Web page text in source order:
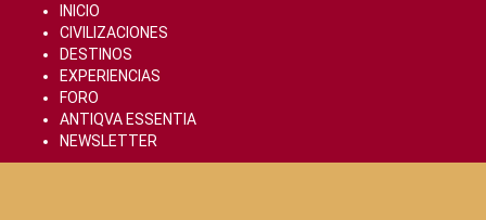
content
INICIO
CIVILIZACIONES
DESTINOS
EXPERIENCIAS
FORO
ANTIQVA ESSENTIA
NEWSLETTER